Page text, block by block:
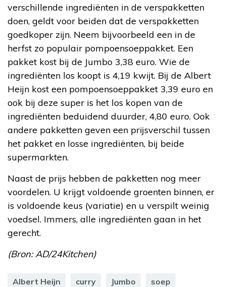
verschillende ingrediënten in de verspakketten
doen, geldt voor beiden dat de verspakketten
goedkoper zijn. Neem bijvoorbeeld een in de
herfst zo populair pompoensoeppakket. Een
pakket kost bij de Jumbo 3,38 euro. Wie de
ingrediënten los koopt is 4,19 kwijt. Bij de Albert
Heijn kost een pompoensoeppakket 3,39 euro en
ook bij deze super is het los kopen van de
ingrediënten beduidend duurder, 4,80 euro. Ook
andere pakketten geven een prijsverschil tussen
het pakket en losse ingrediënten, bij beide
supermarkten.
Naast de prijs hebben de pakketten nog meer
voordelen. U krijgt voldoende groenten binnen, er
is voldoende keus (variatie) en u verspilt weinig
voedsel. Immers, alle ingrediënten gaan in het
gerecht.
(Bron: AD/24Kitchen)
Albert Heijn curry Jumbo soep